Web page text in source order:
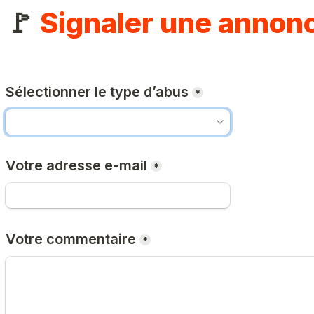
🚩 Signaler une
Sélectionner le type d’abus *
Votre adresse e-mail *
Votre commentaire *